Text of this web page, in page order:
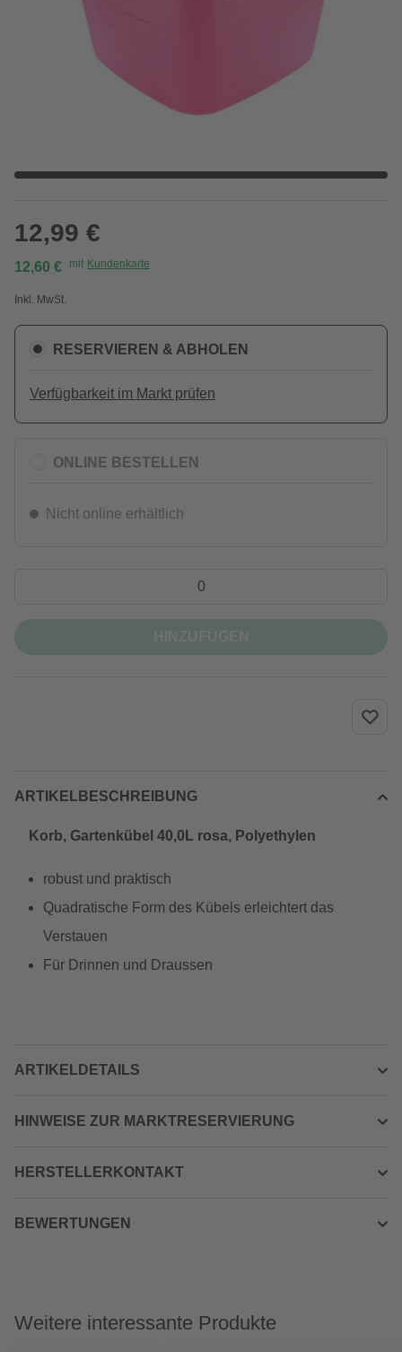
12,99 €
12,60 € mit Kundenkarte
Inkl. MwSt.
RESERVIEREN & ABHOLEN
Verfügbarkeit im Markt prüfen
ONLINE BESTELLEN
Nicht online erhältlich
ARTIKELBESCHREIBUNG
Korb, Gartenkübel 40,0L rosa, Polyethylen
robust und praktisch
Quadratische Form des Kübels erleichtert das
Verstauen
Für Drinnen und Draussen
ARTIKELDETAILS
HINWEISE ZUR MARKTRESERVIERUNG
HERSTELLERKONTAKT
BEWERTUNGEN
Weitere interessante Produkte